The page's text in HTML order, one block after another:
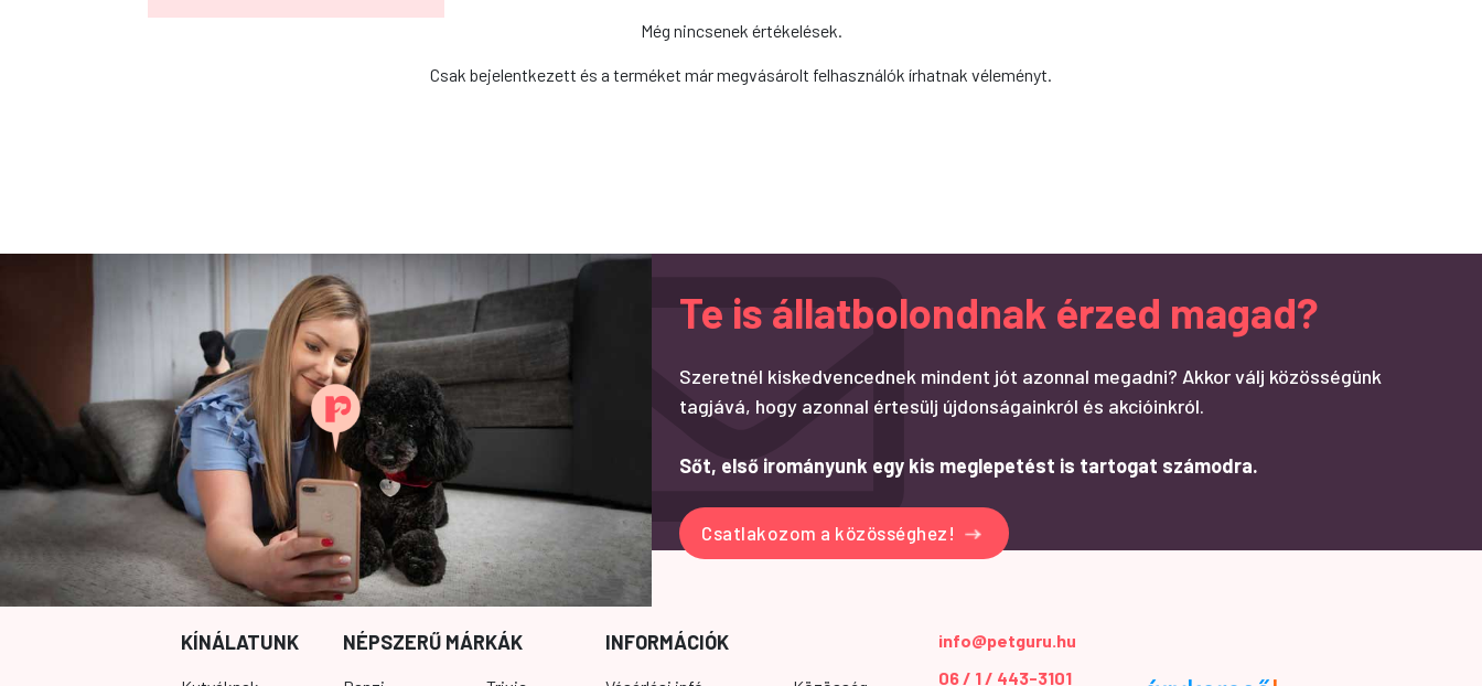
Még nincsenek értékelések.
Csak bejelentkezett és a terméket már megvásárolt felhasználók írhatnak véleményt.
Te is állatbolondnak érzed magad?
Szeretnél kiskedvencednek mindent jót azonnal megadni? Akkor válj közösségünk
tagjává, hogy azonnal értesülj újdonságainkról és akcióinkról.
Sőt, első irományunk egy kis meglepetést is tartogat számodra.
Csatlakozom a közösséghez!
KÍNÁLATUNK NÉPSZERŰ MÁRKÁK INFORMÁCIÓK
info@petguru.hu
06 / 1 / 443-3101